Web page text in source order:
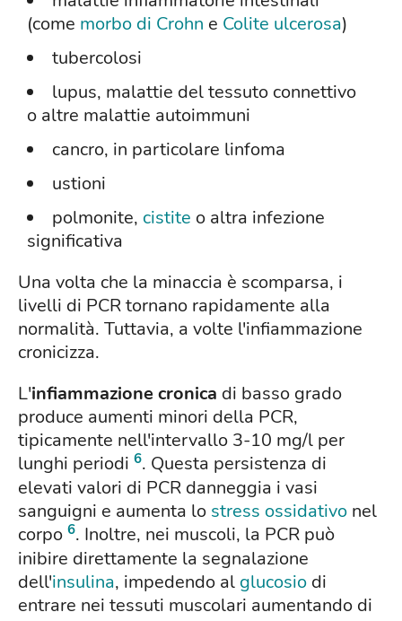
(come morbo di Crohn e Colite ulcerosa)
tubercolosi
lupus, malattie del tessuto connettivo
o altre malattie autoimmuni
cancro, in particolare linfoma
ustioni
polmonite, cistite o altra infezione
significativa
Una volta che la minaccia è scomparsa, i
livelli di PCR tornano rapidamente alla
normalità. Tuttavia, a volte l'infiammazione
cronicizza.
L'infiammazione cronica di basso grado
produce aumenti minori della PCR,
tipicamente nell'intervallo 3-10 mg/l per
lunghi periodi 6. Questa persistenza di
elevati valori di PCR danneggia i vasi
sanguigni e aumenta lo stress ossidativo nel
corpo 6. Inoltre, nei muscoli, la PCR può
inibire direttamente la segnalazione
dell'insulina, impedendo al glucosio di
entrare nei tessuti muscolari aumentando di